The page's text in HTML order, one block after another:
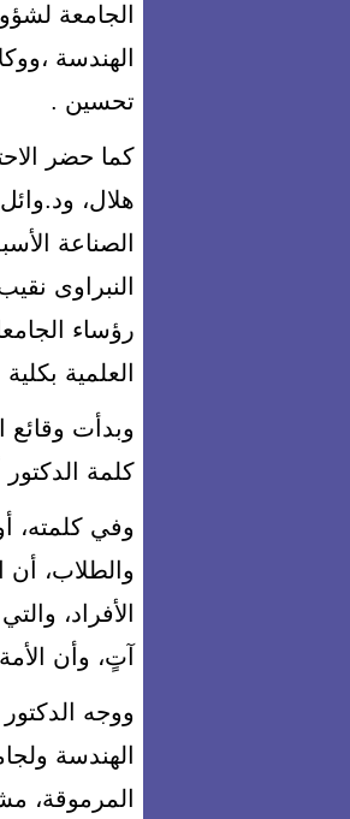
الجامعة
الهندسة
تحسين .
كما حضر
هلال،
الصناعة
النبراوى
رؤساء
العلمية
وبدأت وقائع
كلمة
وفي كلمته،
والطلاب، أن
الأفراد،
آتٍ، وأن
ووجه
الهندسة